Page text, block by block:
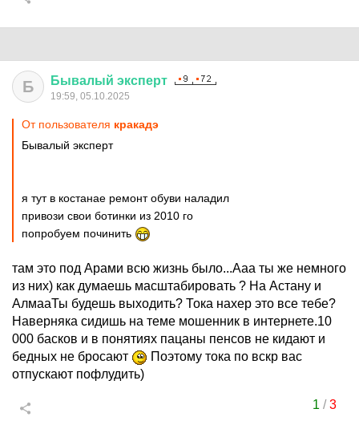
Б Бывалый эксперт
19:59, 05.10.2025
От пользователя кракадэ
Бывалый эксперт
я тут в костанае ремонт обуви наладил
привози свои ботинки из 2010 го
попробуем починить
там это под Арами всю жизнь было...Ааа ты же немного
из них) как думаешь масштабировать ? На Астану и
АлмааТы будешь выходить? Тока нахер это все тебе?
Наверняка сидишь на теме мошенник в интернете.10
000 басков и в понятиях пацаны пенсов не кидают и
бедных не бросают
Поэтому тока по вскр вас
отпускают пофлудить)
1 /3